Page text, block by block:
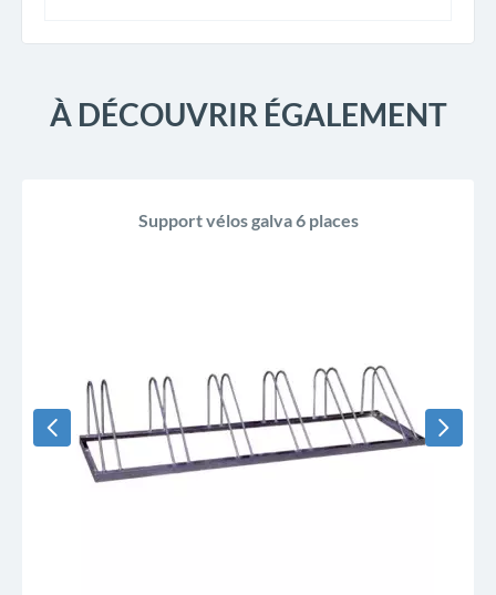
À DÉCOUVRIR ÉGALEMENT
Support vélos galva 6 places